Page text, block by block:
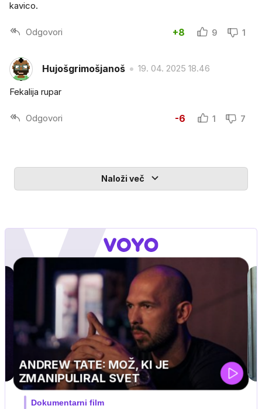
kavico.
Odgovori +8 9 1
Hujošgrimošjanoš 19. 04. 2025 18.46
Fekalija rupar
Odgovori -6 1 7
Naloži več
MOJ PRIJATELJ PINGVIN
Film meseca / družinski, pustolovski